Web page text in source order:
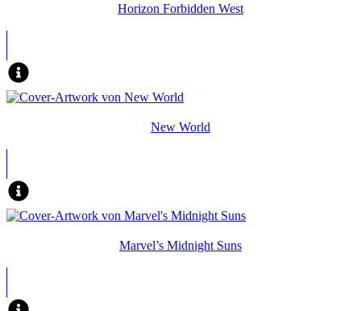
Horizon Forbidden West
New World
Marvel’s Midnight Suns